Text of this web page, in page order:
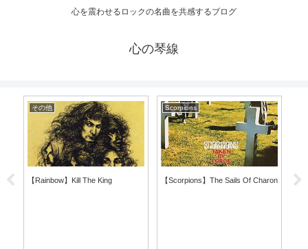
心を震わせるロックの名曲を共感するブログ
心の琴線
その他
【Rainbow】Kill The King
Scorpions
【Scorpions】The Sails Of Charon